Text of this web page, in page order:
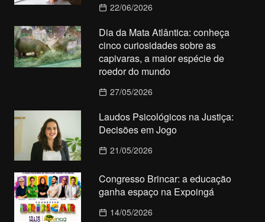
22/06/2026
Dia da Mata Atlântica: conheça
cinco curiosidades sobre as
capivaras, a maior espécie de
roedor do mundo
27/05/2026
Laudos Psicológicos na Justiça:
Decisões em Jogo
21/05/2026
Congresso Brincar: a educação
ganha espaço na Expoingá
14/05/2026